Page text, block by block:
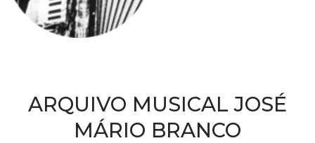
ARQUIVO MUSICAL JOSÉ
MÁRIO BRANCO